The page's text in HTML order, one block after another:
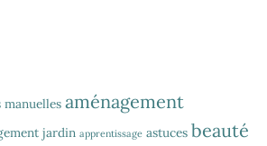
aménagement
jardin apprentissage astuces beauté